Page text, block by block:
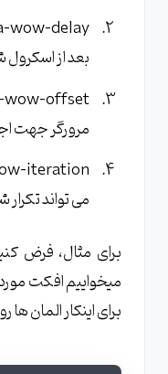
بعد از
مرورگر جهت
می تواند تکرار
برای مثال، فرض
میخواییم افکت
برای اینکار المان